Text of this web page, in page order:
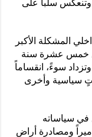
وتنعكس سلباً على
المشكلة الأكبر
من خمس عشرة سنة
سوءً، انقساماً
سياسية وأخرى
في سياساته
ومصادرة أراضٍ